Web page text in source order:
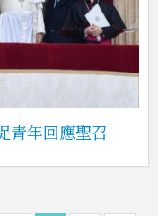
青年回應聖召